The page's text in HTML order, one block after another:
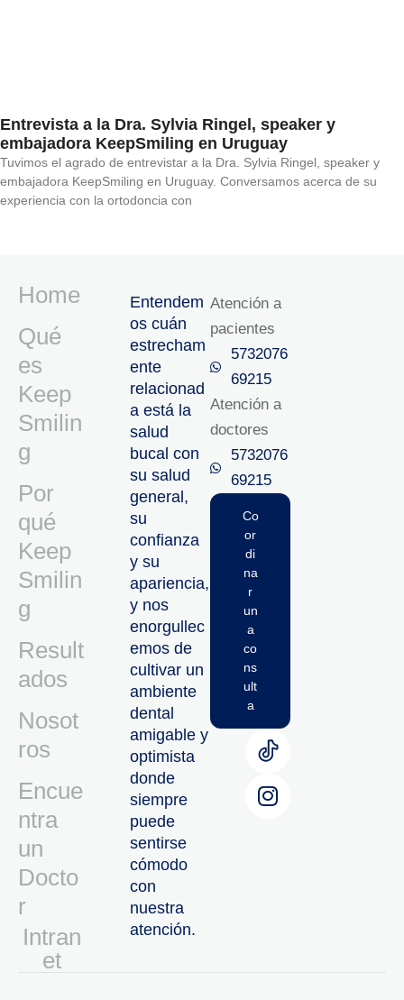
Entrevista a la Dra. Sylvia Ringel, speaker y
embajadora KeepSmiling en Uruguay
Tuvimos el agrado de entrevistar a la Dra. Sylvia Ringel, speaker y
embajadora KeepSmiling en Uruguay. Conversamos acerca de su
experiencia con la ortodoncia con
Home
Qué
es
Keep
Smilin
g
Por
qué
Keep
Smilin
g
Result
ados
Nosot
ros
Encue
ntra
un
Docto
r
Intran
Et
Entendem
os cuán
estrecham
ente
relacionad
a está la
salud
bucal con
su salud
general,
su
confianza
y su
apariencia,
y nos
enorgullec
emos de
cultivar un
ambiente
dental
amigable y
optimista
donde
siempre
puede
sentirse
cómodo
con
nuestra
atención.
Atención a
pacientes
5732076
69215‬
Atención a
doctores
5732076
69215‬
Co
or
di
na
r
un
a
co
ns
ult
a